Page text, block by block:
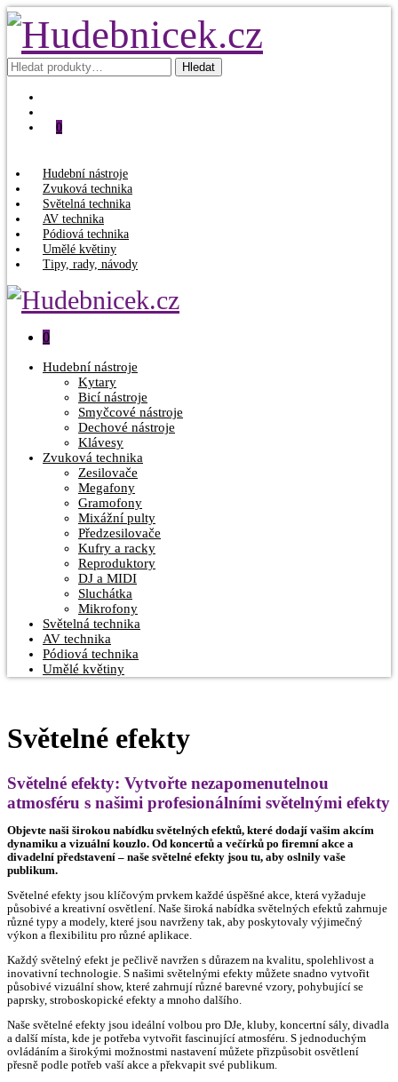
Hledat: Hledat
0
Hudební nástroje
Zvuková technika
Světelná technika
AV technika
Pódiová technika
Umělé květiny
Tipy, rady, návody
0
Hudební nástroje
Kytary
Bicí nástroje
Smyčcové nástroje
Dechové nástroje
Klávesy
Zvuková technika
Zesilovače
Megafony
Gramofony
Mixážní pulty
Předzesilovače
Kufry a racky
Reproduktory
DJ a MIDI
Sluchátka
Mikrofony
Světelná technika
AV technika
Pódiová technika
Umělé květiny
Světelné efekty
Světelné efekty: Vytvořte nezapomenutelnou
atmosféru s našimi profesionálními světelnými efekty
Objevte naši širokou nabídku světelných efektů, které dodají vašim akcím
dynamiku a vizuální kouzlo. Od koncertů a večírků po firemní akce a
divadelní představení – naše světelné efekty jsou tu, aby oslnily vaše
publikum.
Světelné efekty jsou klíčovým prvkem každé úspěšné akce, která vyžaduje
působivé a kreativní osvětlení. Naše široká nabídka světelných efektů zahrnuje
různé typy a modely, které jsou navrženy tak, aby poskytovaly výjimečný
výkon a flexibilitu pro různé aplikace.
Každý světelný efekt je pečlivě navržen s důrazem na kvalitu, spolehlivost a
inovativní technologie. S našimi světelnými efekty můžete snadno vytvořit
působivé vizuální show, které zahrnují různé barevné vzory, pohybující se
paprsky, stroboskopické efekty a mnoho dalšího.
Naše světelné efekty jsou ideální volbou pro DJe, kluby, koncertní sály, divadla
a další místa, kde je potřeba vytvořit fascinující atmosféru. S jednoduchým
ovládáním a širokými možnostmi nastavení můžete přizpůsobit osvětlení
přesně podle potřeb vaší akce a překvapit své publikum.